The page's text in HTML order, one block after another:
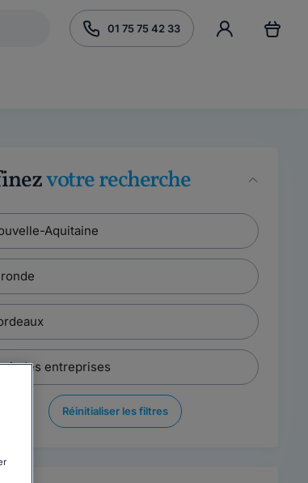
01 75 75 42 33
votre recherche
Réinitialiser les filtres